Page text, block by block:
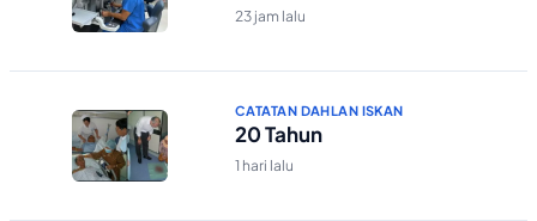
23 jam lalu
CATATAN DAHLAN ISKAN
20 Tahun
1 hari lalu